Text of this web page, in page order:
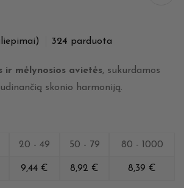
324 parduota
ir mėlynosios avietės, sukurdamos
skonio harmoniją.
20 - 49 50 - 79 80 - 1000
9,44 € 8,92 € 8,39 €